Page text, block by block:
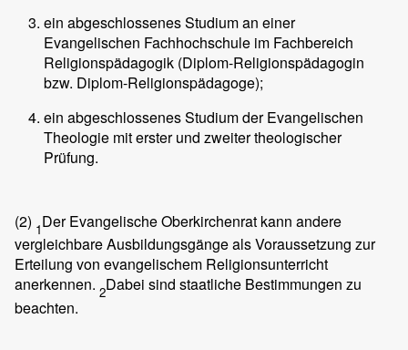
ein abgeschlossenes Studium an einer
Evangelischen Fachhochschule im Fachbereich
Religionspädagogik (Diplom-Religionspädagogin
bzw. Diplom-Religionspädagoge);
ein abgeschlossenes Studium der Evangelischen
Theologie mit erster und zweiter theologischer
Prüfung.
(2) 1Der Evangelische Oberkirchenrat kann andere
vergleichbare Ausbildungsgänge als Voraussetzung zur
Erteilung von evangelischem Religionsunterricht
anerkennen. 2Dabei sind staatliche Bestimmungen zu
beachten.